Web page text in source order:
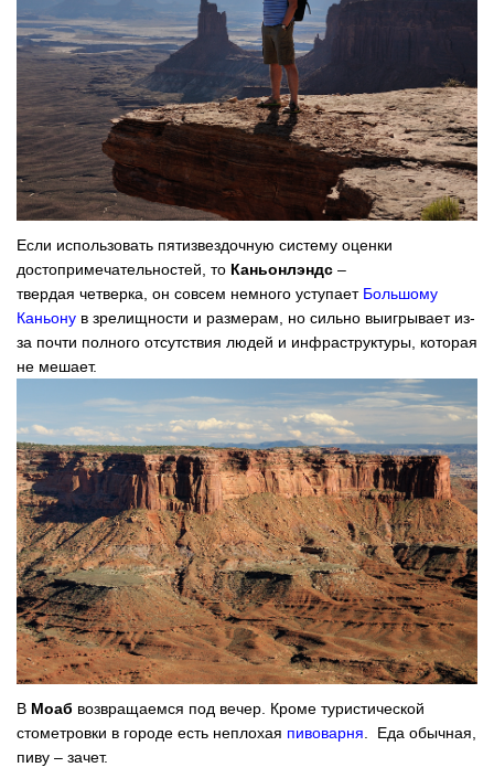
Если использовать пятизвездочную систему оценки
достопримечательностей, то Каньонлэндс –
твердая четверка, он совсем немного уступает Большому
Каньону в зрелищности и размерам, но сильно выигрывает из-
за почти полного отсутствия людей и инфраструктуры, которая
не мешает.
В Моаб возвращаемся под вечер. Кроме туристической
стометровки в городе есть неплохая пивоварня. Еда обычная,
пиву – зачет.